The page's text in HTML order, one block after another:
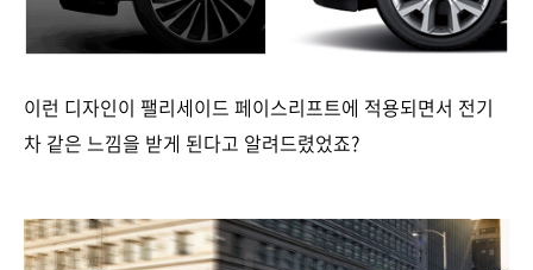
이런 디자인이 팰리세이드 페이스리프트에 적용되면서 전기
차 같은 느낌을 받게 된다고 알려드렸었죠?